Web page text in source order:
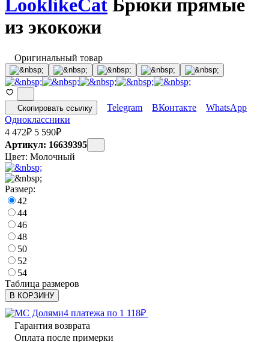
LooklikeCat Брюки прямые
из экокожи
Оригинальный товар
Скопировать ссылку Telegram ВКонтакте
WhatsApp
Одноклассники
4 472₽ 5 590₽
Артикул: 16639395
Цвет: Молочный
Размер:
42
44
46
48
50
52
54
Таблица размеров
В КОРЗИНУ
4 платежа по 1 118₽
Гарантия возврата
Оплата после примерки